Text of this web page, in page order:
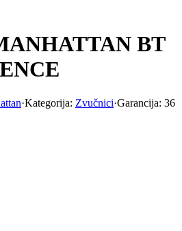
BT
·Kategorija: Zvučnici·Garancija: 36